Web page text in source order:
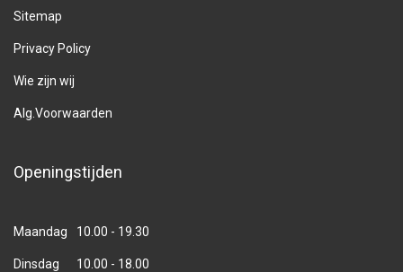
Sitemap
Privacy Policy
Wie zijn wij
Alg.Voorwaarden
Openingstijden
Maandag 10.00 - 19.30
Dinsdag 10.00 - 18.00